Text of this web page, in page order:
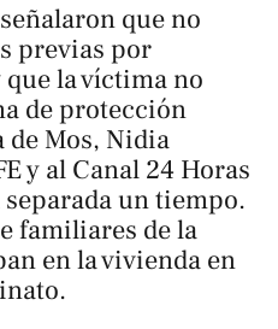
que no
previas por
la víctima no
de protección
de Mos, Nidia
y al Canal 24 Horas
un tiempo.
familiares de la
en la vivienda en